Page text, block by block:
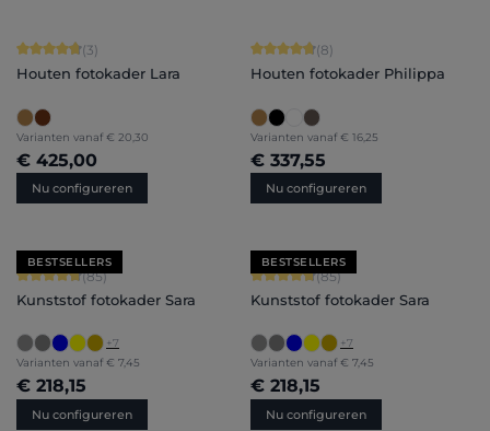
Gemiddelde score van 4.67 op 5 sterren
(3)
Houten fotokader Lara
Varianten vanaf € 20,30
€ 425,00
Nu configureren
Gemiddelde score van 4.75 op 5
(8)
Houten fotokader Philippa
Varianten vanaf € 16,25
€ 337,55
Nu configureren
BESTSELLERS
Gemiddelde score van 4.71 op 5 sterren
(85)
Kunststof fotokader Sara
+7
Varianten vanaf € 7,45
€ 218,15
Nu configureren
BESTSELLERS
Gemiddelde score van 4.71 op 5
(85)
Kunststof fotokader Sara
+7
Varianten vanaf € 7,45
€ 218,15
Nu configureren